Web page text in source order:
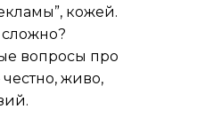
кожей.
сложно?
вопросы про
живо,